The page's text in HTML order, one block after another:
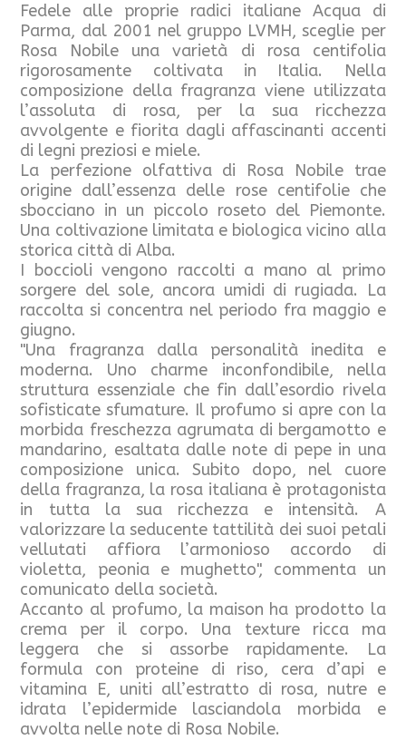
Fedele alle proprie radici italiane Acqua di
Parma, dal 2001 nel gruppo LVMH, sceglie per
Rosa Nobile una varietà di rosa centifolia
rigorosamente coltivata in Italia. Nella
composizione della fragranza viene utilizzata
l’assoluta di rosa, per la sua ricchezza
avvolgente e fiorita dagli affascinanti accenti
di legni preziosi e miele.
La perfezione olfattiva di Rosa Nobile trae
origine dall’essenza delle rose centifolie che
sbocciano in un piccolo roseto del Piemonte.
Una coltivazione limitata e biologica vicino alla
storica città di Alba.
I boccioli vengono raccolti a mano al primo
sorgere del sole, ancora umidi di rugiada. La
raccolta si concentra nel periodo fra maggio e
giugno.
"Una fragranza dalla personalità inedita e
moderna. Uno charme inconfondibile, nella
struttura essenziale che fin dall’esordio rivela
sofisticate sfumature. Il profumo si apre con la
morbida freschezza agrumata di bergamotto e
mandarino, esaltata dalle note di pepe in una
composizione unica. Subito dopo, nel cuore
della fragranza, la rosa italiana è protagonista
in tutta la sua ricchezza e intensità. A
valorizzare la seducente tattilità dei suoi petali
vellutati affiora l’armonioso accordo di
violetta, peonia e mughetto", commenta un
comunicato della società.
Accanto al profumo, la maison ha prodotto la
crema per il corpo. Una texture ricca ma
leggera che si assorbe rapidamente. La
formula con proteine di riso, cera d’api e
vitamina E, uniti all’estratto di rosa, nutre e
idrata l’epidermide lasciandola morbida e
avvolta nelle note di Rosa Nobile.